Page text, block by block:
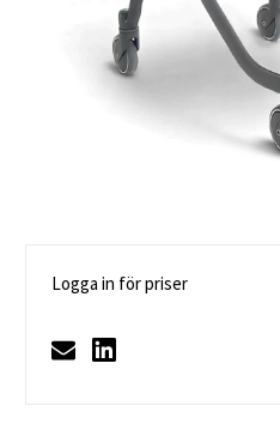
Logga in för priser